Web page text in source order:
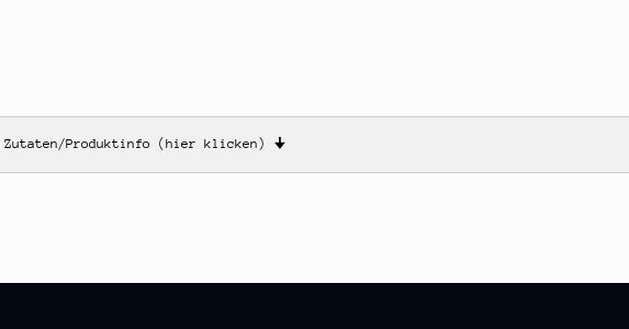
Zutaten/Produktinfo (hier klicken) 🠋